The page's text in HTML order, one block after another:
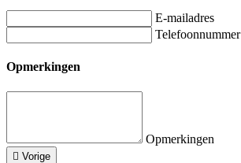
E-mailadres
Telefoonnummer
Opmerkingen
Opmerkingen
Vorige